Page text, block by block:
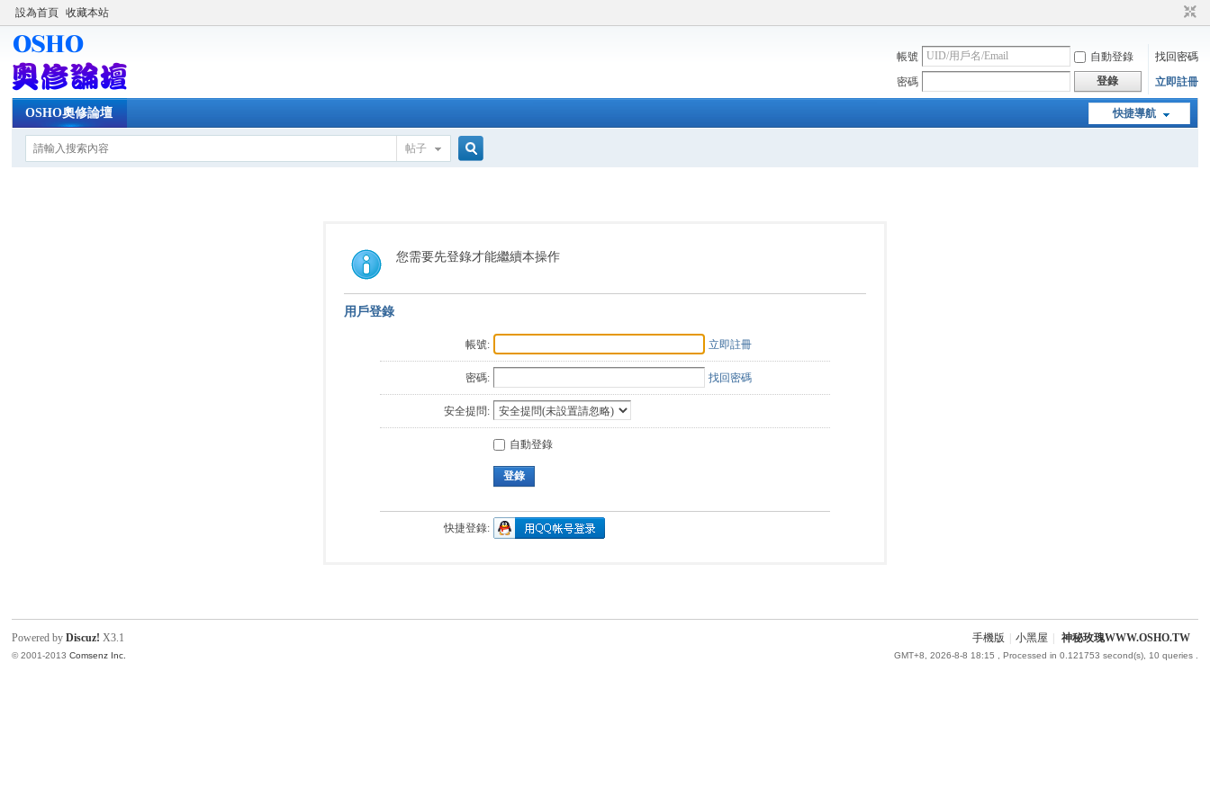
設為首頁 收藏本站
帳號 自動登錄
找回密碼
密碼
登錄 立即註冊
快捷導航
OSHO奧修論壇
帖子
索
您需要先登錄才能繼續本操作
用戶登錄
帳號: 立即註冊
密碼: 找回密碼
安全提問:
自動登錄
登錄
快捷登錄:
手機版 小黑屋 神秘玫瑰WWW.OSHO.TW
GMT+8, 2026-8-8 18:15 , Processed in 0.121753 second(s), 10 queries .
Powered byDiscuz! X3.1
© 2001-2013Comsenz Inc.